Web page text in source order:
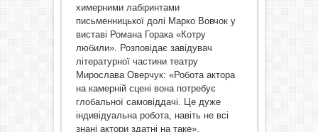
химерними лабіринтами
письменницької долі Марко Вовчок у
виставі Романа Горака «Котру
любили». Розповідає завідувач
літературної частини театру
Мирослава Оверчук: «Робота актора
на камерній сцені вона потребує
глобальної самовіддачі. Це дуже
індивідуальна робота, навіть не всі
знані актори здатні на таке».